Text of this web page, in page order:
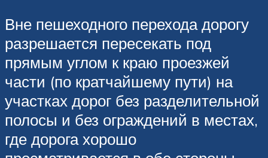
Вне пешеходного перехода дорогу
разрешается пересекать под
прямым углом к краю проезжей
части (по кратчайшему пути) на
участках дорог без разделительной
полосы и без ограждений в местах,
где дорога хорошо